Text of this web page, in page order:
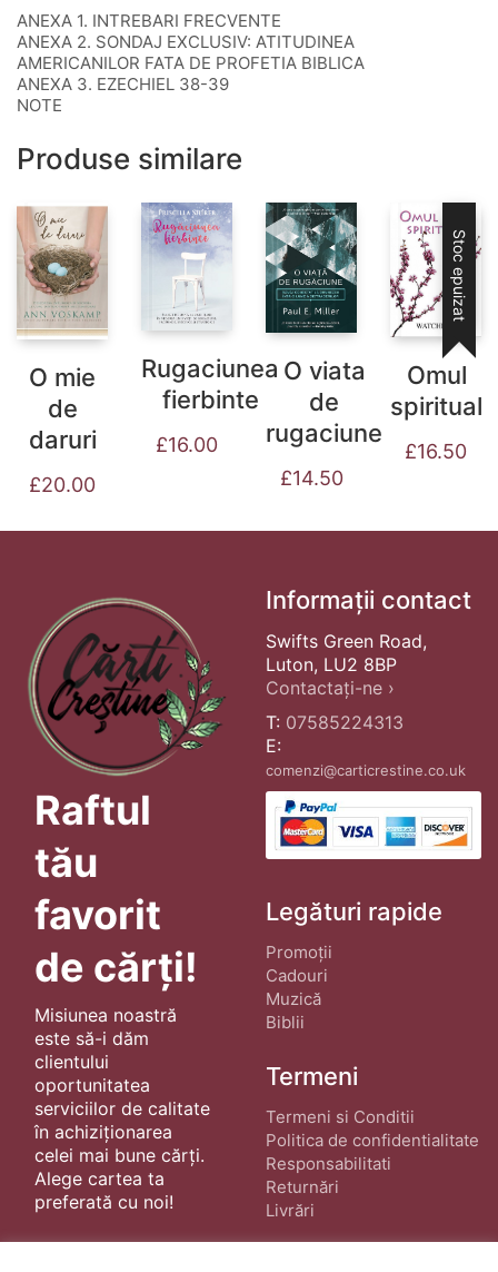
ANEXA 1. INTREBARI FRECVENTE
ANEXA 2. SONDAJ EXCLUSIV: ATITUDINEA
AMERICANILOR FATA DE PROFETIA BIBLICA
ANEXA 3. EZECHIEL 38-39
NOTE
Produse similare
O mie
de
daruri
£20.00
Rugaciunea
fierbinte
£16.00
O viata
de
rugaciune
£14.50
Stoc epuizat
Omul
spiritual
£16.50
Raftul
tău
favorit
de cărți!
Misiunea noastră
este să-i dăm
clientului
oportunitatea
serviciilor de calitate
în achiziționarea
celei mai bune cărți.
Alege cartea ta
preferată cu noi!
Informații contact
Swifts Green Road,
Luton, LU2 8BP
Contactați-ne ›
T: 07585224313
E:
comenzi@carticrestine.co.uk
Legături rapide
Promoții
Cadouri
Muzică
Biblii
Termeni
Termeni si Conditii
Politica de confidentialitate
Responsabilitati
Returnări
Livrări